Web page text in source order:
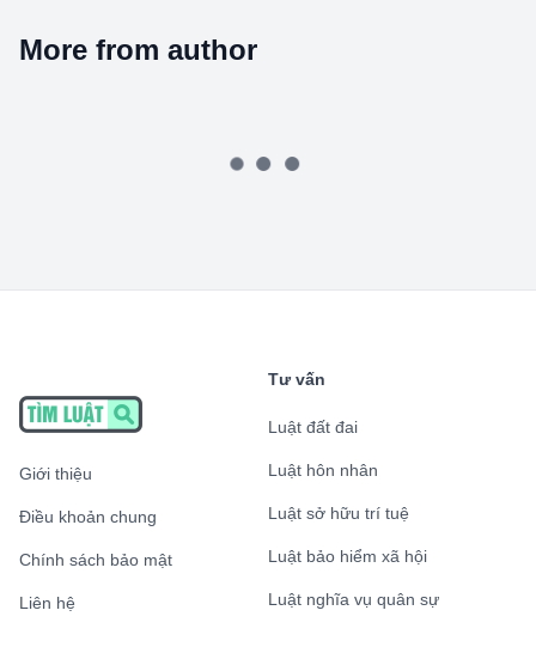
More from author
Giới thiệu
Điều khoản chung
Chính sách bảo mật
Liên hệ
Tư vấn
Luật đất đai
Luật hôn nhân
Luật sở hữu trí tuệ
Luật bảo hiểm xã hội
Luật nghĩa vụ quân sự